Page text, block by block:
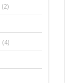
(2)
(4)